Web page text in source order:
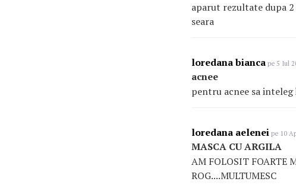
aparut rezultate dupa
seara
loredana bianca pe 5 Iul
acnee
pentru acnee sa
loredana aelenei pe 10
MASCA CU ARGILA
AM FOLOSIT FOARTE
ROG....MULTUMESC